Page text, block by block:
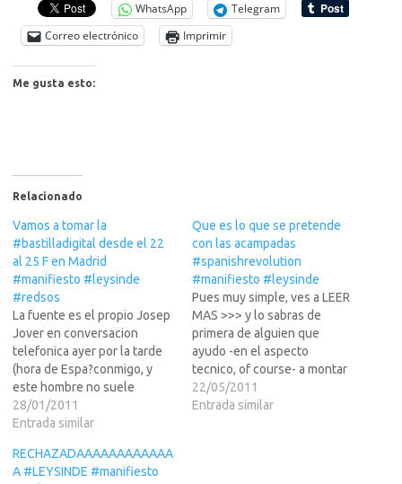
WhatsApp
Telegram
Correo electrónico
Imprimir
Me gusta esto:
Relacionado
Vamos a tomar la
#bastilladigital desde el 22
al 25 F en Madrid
#manifiesto #leysinde
#redsos
La fuente es el propio Josep
Jover en conversacion
telefonica ayer por la tarde
(hora de Espa?conmigo, y
este hombre no suele
mentir, ademas de estar muy
bien informado de primera
(vease la hora)
http://www.planetatortuga.c
28/01/2011
Entrada similar
Que es lo que se pretende
con las acampadas
#spanishrevolution
#manifiesto #leysinde
Pues muy simple, ves a LEER
MAS >>> y lo sabras de
primera de alguien que
ayudo -en el aspecto
tecnico, of course- a montar
el tema en la de Barcelona,
osease el
22/05/2011
Entrada similar
RECHAZADAAAAAAAAAAAA
A #LEYSINDE #manifiesto